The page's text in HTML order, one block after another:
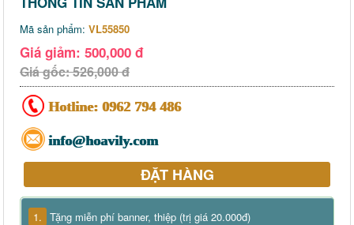
Mã sản phẩm: VL55850
Giá giảm: 500,000 đ
Giá gốc: 526,000 đ
Hotline: 0962 794 486
info@hoavily.com
ĐẶT HÀNG
1. Tặng miễn phí banner, thiệp (trị giá 20.000đ)